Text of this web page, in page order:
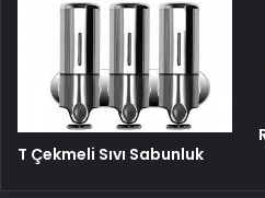
T Çekmeli Sıvı Sabunluk